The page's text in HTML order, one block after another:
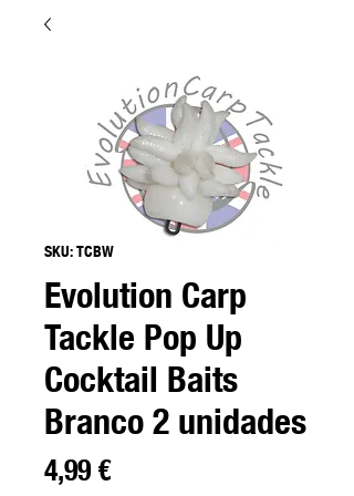
SKU: TCBW
Evolution Carp
Tackle Pop Up
Cocktail Baits
Branco 2 unidades
4,99 €Preço